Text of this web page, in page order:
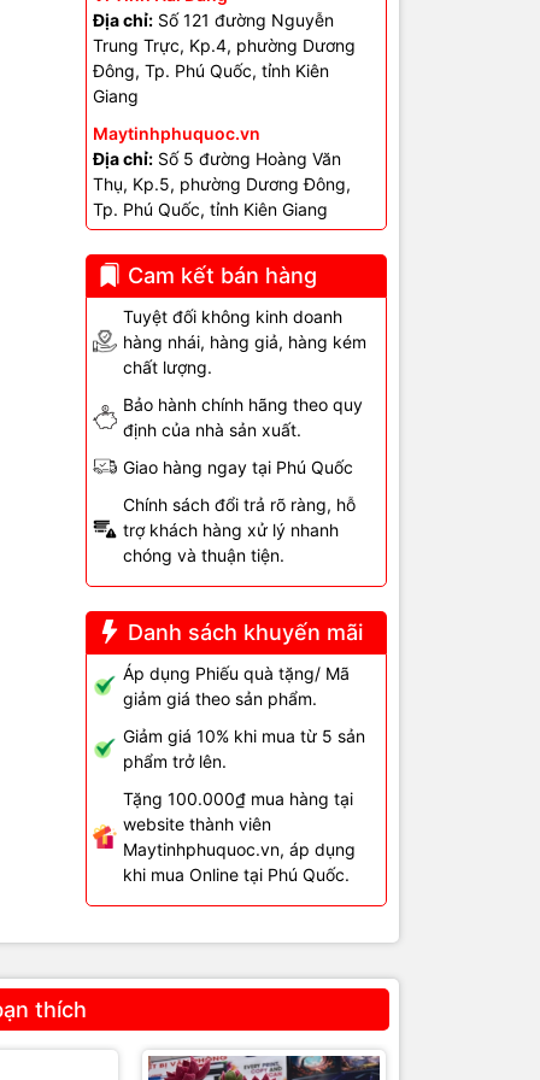
Địa chỉ:Số 121 đường Nguyễn
Trung Trực, Kp.4, phường Dương
Đông, Tp. Phú Quốc, tỉnh Kiên
Giang
Maytinhphuquoc.vn
Địa chỉ:Số 5 đường Hoàng Văn
Thụ, Kp.5, phường Dương Đông,
Tp. Phú Quốc, tỉnh Kiên Giang
Cam kết bán hàng
Tuyệt đối không kinh doanh
hàng nhái, hàng giả, hàng kém
chất lượng.
Bảo hành chính hãng theo quy
định của nhà sản xuất.
Giao hàng ngay tại Phú Quốc
Chính sách đổi trả rõ ràng, hỗ
trợ khách hàng xử lý nhanh
chóng và thuận tiện.
Danh sách khuyến mãi
Áp dụng Phiếu quà tặng/ Mã
giảm giá theo sản phẩm.
Giảm giá 10% khi mua từ 5 sản
phẩm trở lên.
Tặng 100.000₫ mua hàng tại
website thành viên
Maytinhphuquoc.vn, áp dụng
khi mua Online tại Phú Quốc.
thích
dù đã
xạo rất